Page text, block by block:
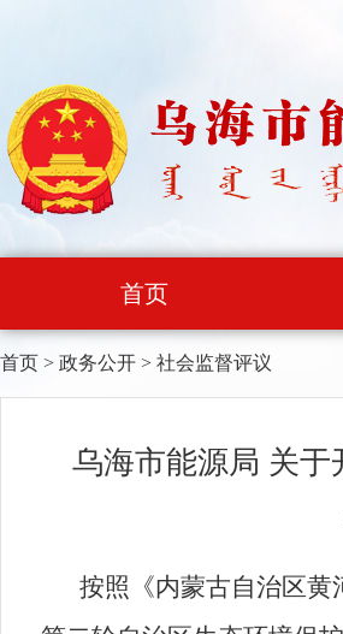
首页
首页 > 政务公开 > 社会监督评议
乌海市能源局 关
按照《内蒙古自治区